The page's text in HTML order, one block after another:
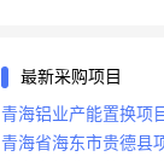
最新采购项目
青海铝业产能置换项
青海省海东市贵德县